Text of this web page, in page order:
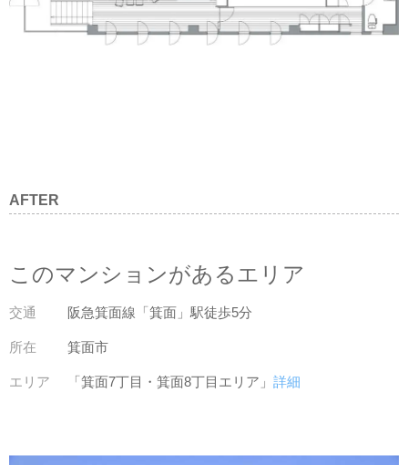
AFTER
このマンションがあるエリア
交通 阪急箕面線「箕面」駅徒歩5分
所在 箕面市
エリア 「箕面7丁目・箕面8丁目エリア」詳細